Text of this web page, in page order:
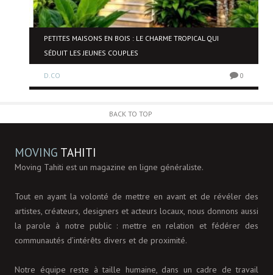
PETITES MAISONS EN BOIS : LE CHARME TROPICAL QUI
SÉDUIT LES JEUNES COUPLES
D.CO 0
BACK TO TOP
MOVING TAHITI
Moving Tahiti est un magazine en ligne généraliste.
Tout en ayant la volonté de mettre en avant et de révéler des
artistes, créateurs, designers et acteurs locaux, nous donnons aussi
la parole à notre public : mettre en relation et fédérer des
communautés d’intérêts divers et de proximité.
Notre équipe reste à taille humaine, dans un cadre de travail